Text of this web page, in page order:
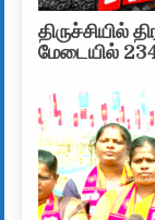
மேடையில்